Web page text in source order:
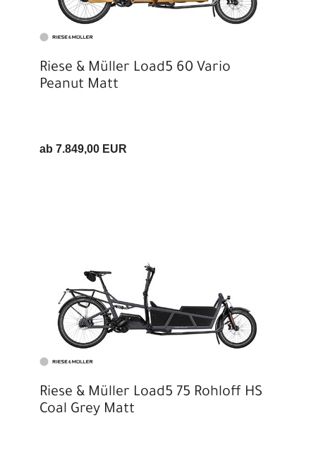
Riese & Müller Load5 60 Vario
Peanut Matt
ab 7.849,00 EUR
Riese & Müller Load5 75 Rohloff HS
Coal Grey Matt